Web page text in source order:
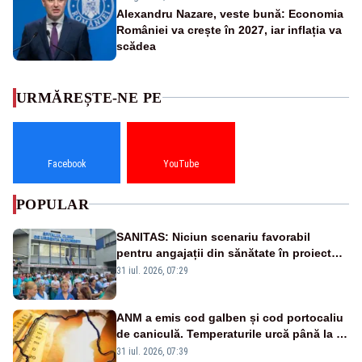
Alexandru Nazare, veste bună: Economia
României va crește în 2027, iar inflația va
scădea
URMĂREȘTE-NE PE
Facebook YouTube
POPULAR
SANITAS: Niciun scenariu favorabil
pentru angajații din sănătate în proiectul
Legii salarizării
31 iul. 2026, 07:29
ANM a emis cod galben și cod portocaliu
de caniculă. Temperaturile urcă până la 38
de grade, iar nopțile devin tropicale
31 iul. 2026, 07:39